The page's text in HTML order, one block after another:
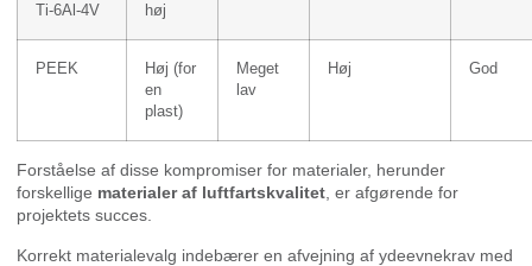
Ti-6Al-4V
høj
PEEK
Høj (for
en
plast)
Meget
lav
Høj God
Forståelse af disse kompromiser for materialer, herunder
forskellige materialer af luftfartskvalitet, er afgørende for
projektets succes.
Korrekt materialevalg indebærer en afvejning af ydeevnekrav med